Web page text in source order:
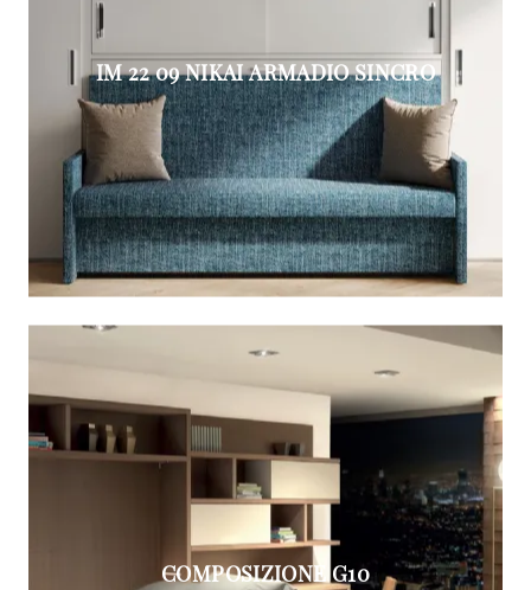
IM 22 09 NIKAI ARMADIO SINCRO
COMPOSIZIONE G10